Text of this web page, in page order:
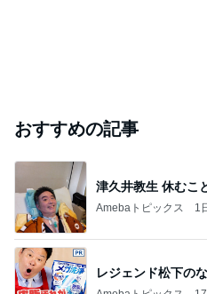
おすすめの記事
津久井教生 休むこ
Amebaトピックス 1
レジェンド松下の